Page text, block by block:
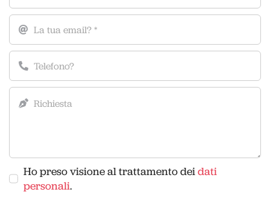
Ho preso visione al trattamento deidati
personali.